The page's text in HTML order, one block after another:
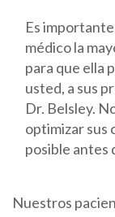
Es
médico la
para que ella
usted, a sus
Dr. Belsley.
optimizar sus
posible antes
Nuestros